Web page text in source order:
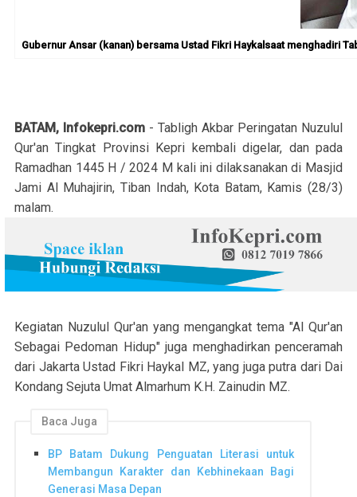
Gubernur Ansar (kanan) bersama Ustad Fikri Haykalsaat menghadiri
BATAM, Infokepri.com - Tabligh Akbar Peringatan Nuzulul
Qur'an Tingkat Provinsi Kepri kembali digelar, dan pada
Ramadhan 1445 H / 2024 M kali ini dilaksanakan di Masjid
Jami Al Muhajirin, Tiban Indah, Kota Batam, Kamis (28/3)
malam.
Kegiatan Nuzulul Qur'an yang mengangkat tema "Al Qur'an
Sebagai Pedoman Hidup" juga menghadirkan penceramah
dari Jakarta Ustad Fikri Haykal MZ, yang juga putra dari Dai
Kondang Sejuta Umat Almarhum K.H. Zainudin MZ.
Baca Juga
BP Batam Dukung Penguatan Literasi untuk
Membangun Karakter dan Kebhinekaan Bagi
Generasi Masa Depan